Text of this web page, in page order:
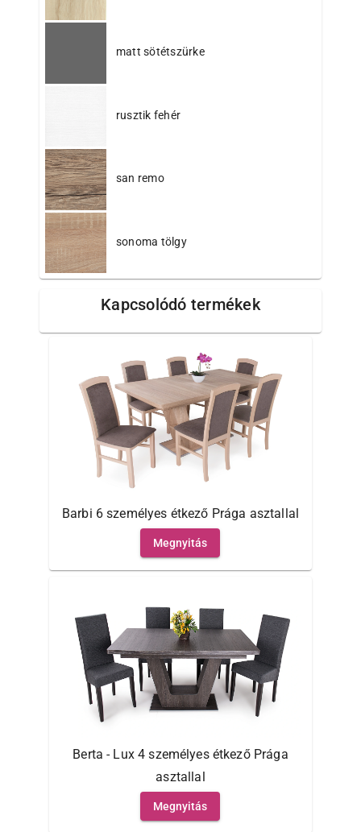
matt sötétszürke
rusztik fehér
san remo
sonoma tölgy
Kapcsolódó termékek
Barbi 6 személyes étkező Prága asztallal
Megnyitás
Berta - Lux 4 személyes étkező Prága
asztallal
Megnyitás